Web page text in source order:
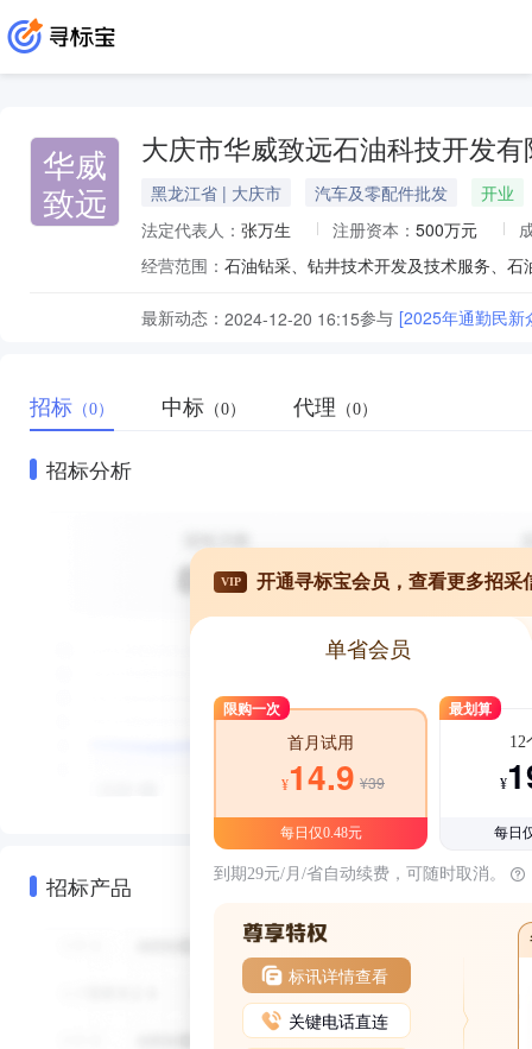
华威
致远
大庆市华威致远石油科技开发有
黑龙江省 | 大庆市 汽车及零配件批发
开业
法定代表人： 张万生 注册资本： 500万元
经营范围：
最新动态： 2024-12-20 16:15参与 [2025年通勤民新
招标 （0） 中标 （0） 代理 （0）
招标分析
招标产品
VIP 开通寻标宝会员，查看更多招采
单省会员
限购一次
首月试用
¥14.9 ¥39
每日仅0.48元
最划算
12
¥
每日
到期29元/月/省自动续费，可随时取消。
标讯详情查看
关键电话直连